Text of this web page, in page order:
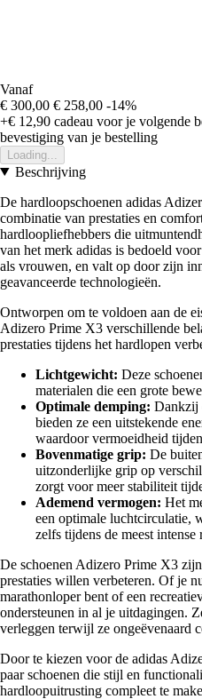
Vanaf
€ 300,00 € 258,00 -14%
+€ 12,90 cadeau voor je volgende
bevestiging van je bestelling
Loading...
Beschrijving
De hardloopschoenen adidas
combinatie van prestaties en
hardloopliefhebbers die
van het merk adidas is bedoeld
als vrouwen, en valt op door zijn
geavanceerde technologieën.
Ontworpen om te voldoen aan de
Adizero Prime X3 verschillende
prestaties tijdens het hardlopen
Lichtgewicht: Deze
materialen die een grote
Optimale demping: Dankzij
bieden ze een uitstekende
waardoor vermoeidheid
Bovenmatige grip: De
uitzonderlijke grip op
zorgt voor meer stabiliteit
Ademend vermogen: Het
een optimale luchtcirculatie,
zelfs tijdens de meest intense
De schoenen Adizero Prime X3
prestaties willen verbeteren. Of je
marathonloper bent of een
ondersteunen in al je uitdagingen.
verleggen terwijl ze ongeëvenaard
Door te kiezen voor de adidas
paar schoenen die stijl en
hardloopuitrusting compleet te